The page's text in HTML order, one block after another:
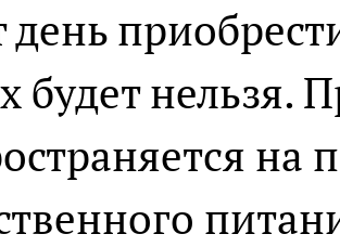
день
будет нельзя.
на